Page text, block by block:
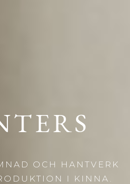
OCH HANTVERK
I KINNA.